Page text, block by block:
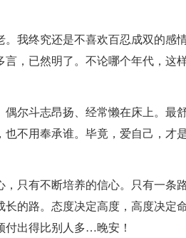
我终究还是不喜欢百忍成双的感
，已然明了。不论哪个年代，这
尔斗志昂扬、经常懒在床上。最
不用奉承谁。毕竟，爱自己，才
只有不断培养的信心。只有一条
的路。态度决定高度，高度决定
付出得比别人多…晚安！